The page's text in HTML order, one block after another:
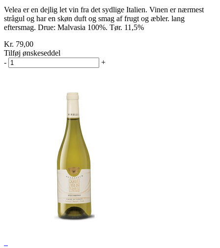
Velea er en dejlig let vin fra det sydlige Italien. Vinen er nærmest
strågul og har en skøn duft og smag af frugt og æbler. lang
eftersmag. Drue: Malvasia 100%. Tør. 11,5%
Kr. 79,00
Tilføj ønskeseddel
-
+